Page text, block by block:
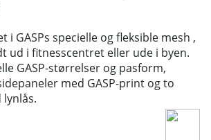
i GASPs specielle og fleksible mesh ,
ud i fitnesscentret eller ude i byen.
GASP-størrelser og pasform,
med GASP-print og to